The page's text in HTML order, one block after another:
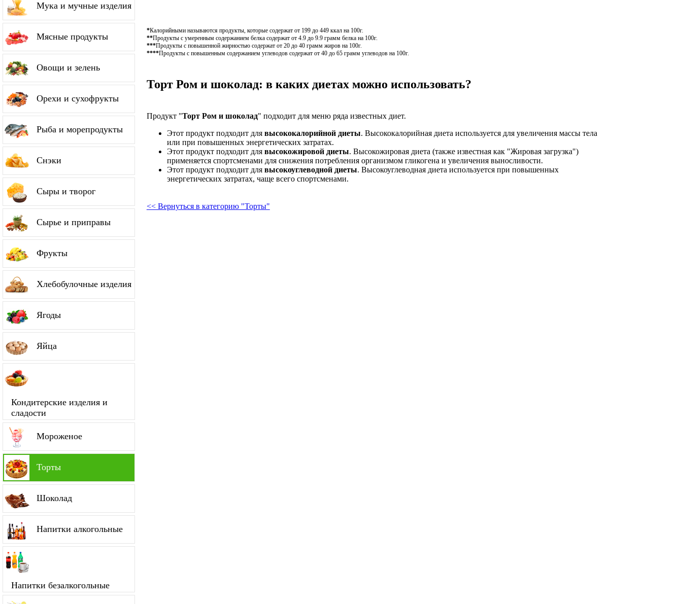
Мука и мучные изделия
Мясные продукты
Овощи и зелень
Орехи и сухофрукты
Рыба и морепродукты
Снэки
Сыры и творог
Сырье и приправы
Фрукты
Хлебобулочные изделия
Ягоды
Яйца
Кондитерские изделия и
сладости
Мороженое
Торты
Шоколад
Напитки алкогольные
Напитки безалкогольные
*Калорийными называются продукты, которые содержат от 199 до 449 ккал на 100г.
**Продукты с умеренным содержанием белка содержат от 4.9 до 9.9 грамм белка на 100г.
***Продукты с повышенной жирностью содержат от 20 до 40 грамм жиров на 100г.
****Продукты с повышенным содержанием углеводов содержат от 40 до 65 грамм углеводов на 100г.
Торт Ром и шоколад: в каких диетах можно использовать?
Продукт "Торт Ром и шоколад" подходит для меню ряда известных диет.
Этот продукт подходит для высококалорийной диеты. Высококалорийная диета используется для увеличения массы тела
или при повышенных энергетических затратах.
Этот продукт подходит для высокожировой диеты. Высокожировая диета (также известная как "Жировая загрузка")
применяется спортсменами для снижения потребления организмом гликогена и увеличения выносливости.
Этот продукт подходит для высокоуглеводной диеты. Высокоуглеводная диета используется при повышенных
энергетических затратах, чаще всего спортсменами.
<< Вернуться в категорию "Торты"